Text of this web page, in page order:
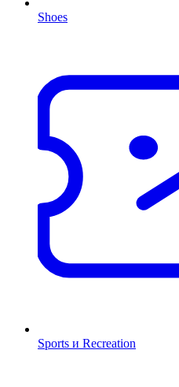
Shoes
Sports и Recreation